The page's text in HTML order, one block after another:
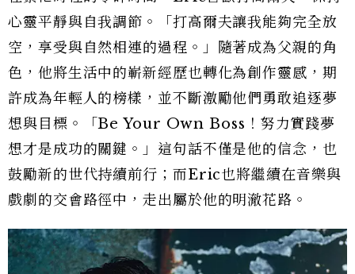
心靈平靜與自我調節。「打高爾夫讓我能夠完全放
空，享受與自然相連的過程。」隨著成為父親的角
色，他將生活中的嶄新經歷也轉化為創作靈感，期
許成為年輕人的榜樣，並不斷激勵他們勇敢追逐夢
想與目標。「Be Your Own Boss！努力實踐夢
想才是成功的關鍵。」這句話不僅是他的信念，也
鼓勵新的世代持續前行；而Eric也將繼續在音樂與
戲劇的交會路徑中，走出屬於他的明澈花路。